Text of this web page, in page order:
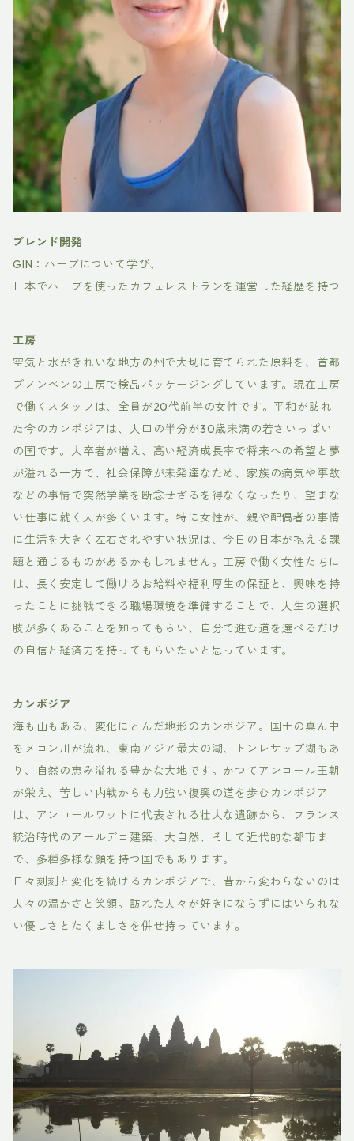
ブレンド開発
GIN：ハーブについて学び、
日本でハーブを使ったカフェレストランを運営した経歴を持つ
工房
空気と水がきれいな地方の州で大切に育てられた原料を、首都
プノンペンの工房で検品パッケージングしています。現在工房
で働くスタッフは、全員が20代前半の女性です。平和が訪れ
た今のカンボジアは、人口の半分が30歳未満の若さいっぱい
の国です。大卒者が増え、高い経済成長率で将来への希望と夢
が溢れる一方で、社会保障が未発達なため、家族の病気や事故
などの事情で突然学業を断念せざるを得なくなったり、望まな
い仕事に就く人が多くいます。特に女性が、親や配偶者の事情
に生活を大きく左右されやすい状況は、今日の日本が抱える課
題と通じるものがあるかもしれません。工房で働く女性たちに
は、長く安定して働けるお給料や福利厚生の保証と、興味を持
ったことに挑戦できる職場環境を準備することで、人生の選択
肢が多くあることを知ってもらい、自分で進む道を選べるだけ
の自信と経済力を持ってもらいたいと思っています。
カンボジア
海も山もある、変化にとんだ地形のカンボジア。国土の真ん中
をメコン川が流れ、東南アジア最大の湖、トンレサップ湖もあ
り、自然の恵み溢れる豊かな大地です。かつてアンコール王朝
が栄え、苦しい内戦からも力強い復興の道を歩むカンボジア
は、アンコールワットに代表される壮大な遺跡から、フランス
統治時代のアールデコ建築、大自然、そして近代的な都市ま
で、多種多様な顔を持つ国でもあります。
日々刻刻と変化を続けるカンボジアで、昔から変わらないのは
人々の温かさと笑顔。訪れた人々が好きにならずにはいられな
い優しさとたくましさを併せ持っています。